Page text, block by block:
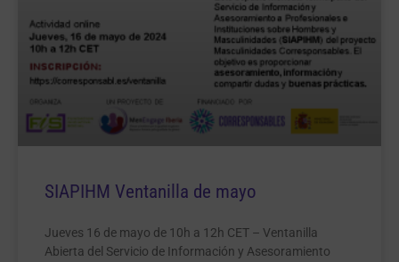
SIAPIHM Ventanilla de mayo
Jueves 16 de mayo de 10h a 12h CET – Ventanilla
Abierta del Servicio de Información y Asesoramiento